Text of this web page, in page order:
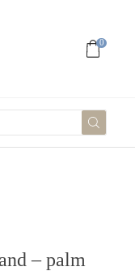
0
– palm